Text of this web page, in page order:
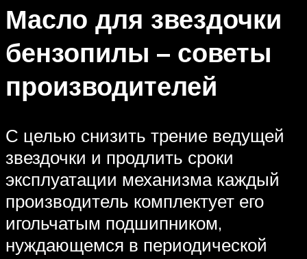
Масло для звездочки
бензопилы – советы
производителей
С целью снизить трение ведущей
звездочки и продлить сроки
эксплуатации механизма каждый
производитель комплектует его
игольчатым подшипником,
нуждающемся в периодической